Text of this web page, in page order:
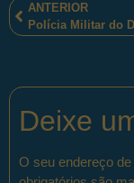
ANTERIOR
Deixe
O seu endereço